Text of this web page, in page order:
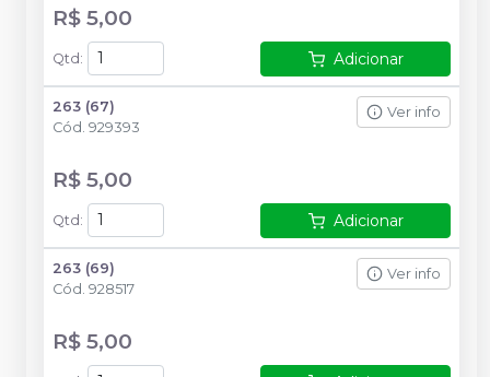
R$ 5,00
Qtd : Adicionar
263 (67)
Cód. 929393
Ver info
R$ 5,00
Qtd : Adicionar
263 (69)
Cód. 928517
Ver info
R$ 5,00